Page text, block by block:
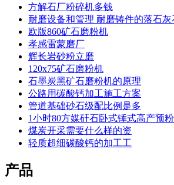
方解石厂粉碎机多钱
耐磨设备和管理 耐磨铸件的落石灰
欧版860矿石磨粉机
孝感雷蒙磨厂
辉长岩砂粉立磨
120x75矿石磨粉机
石墨炭黑矿石磨粉机的原理
公路用碳酸钙加工施工方案
管道基础砂石级配比例是多
1小时80方媒矸石卧式锤式高产预
煤炭开采需要什么样的资
轻质超细碳酸钙的加工工
产品